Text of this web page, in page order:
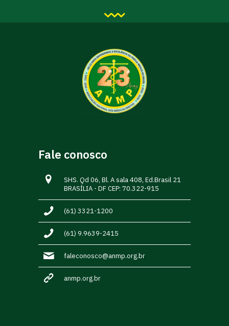
Fale conosco
SHS. Qd 06, Bl. A sala 408, Ed.Brasil 21
BRASÍLIA - DF CEP: 70.322-915
(61) 3321-1200
(61) 9.9639-2415
faleconosco@anmp.org.br
anmp.org.br